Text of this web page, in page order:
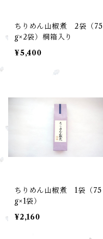
ちりめん山椒煮 2袋（75
g×2袋）桐箱入り
¥5,400
ちりめん山椒煮 1袋（75
g×1袋）
¥2,160